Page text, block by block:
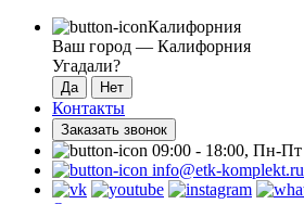
Калифорния
Ваш город — Калифорния
Угадали?
Контакты
Заказать звонок
09:00 - 18:00, Пн-Пт
info@etk-komplekt.ru